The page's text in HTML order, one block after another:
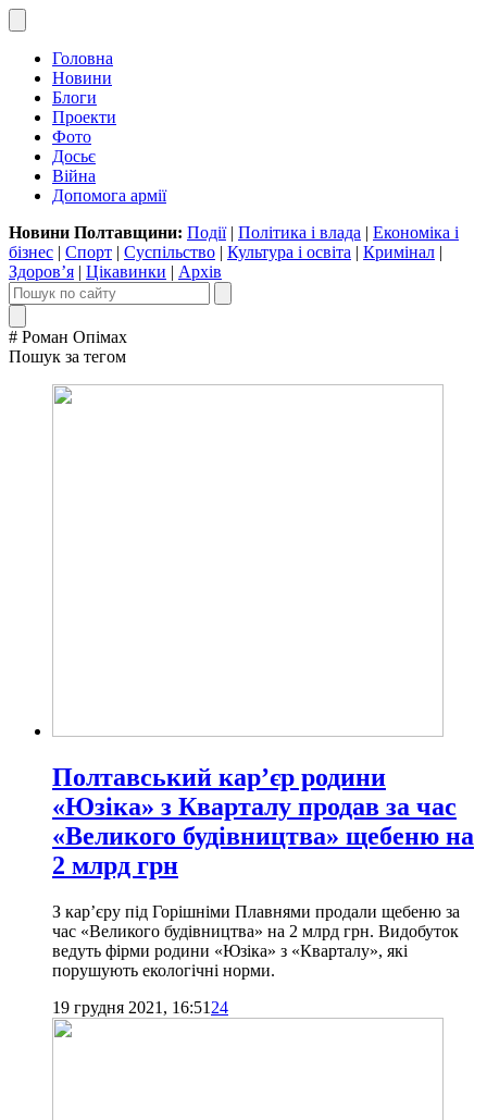
Головна
Новини
Блоги
Проекти
Фото
Досьє
Війна
Допомога армії
Новини Полтавщини: Події| Політика і влада | Економіка і
бізнес | Спорт | Суспільство | Культура і освіта | Кримінал |
Здоров’я | Цікавинки | Архів
# Роман Опімах
Пошук за тегом
Полтавський кар’єр родини
«Юзіка» з Кварталу продав за час
«Великого будівництва» щебеню на
2 млрд грн
З кар’єру під Горішніми Плавнями продали щебеню за
час «Великого будівництва» на 2 млрд грн. Видобуток
ведуть фірми родини «Юзіка» з «Кварталу», які
порушують екологічні норми.
19 грудня 2021, 16:51 24